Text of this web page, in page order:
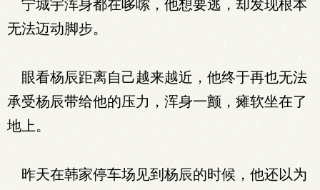
宁城宇浑身都在哆嗦，他想要逃，却发现根本
无法迈动脚步。
眼看杨辰距离自己越来越近，他终于再也无法
承受杨辰带给他的压力，浑身一颤，瘫软坐在了
地上。
昨天在韩家停车场见到杨辰的时候，他还以为